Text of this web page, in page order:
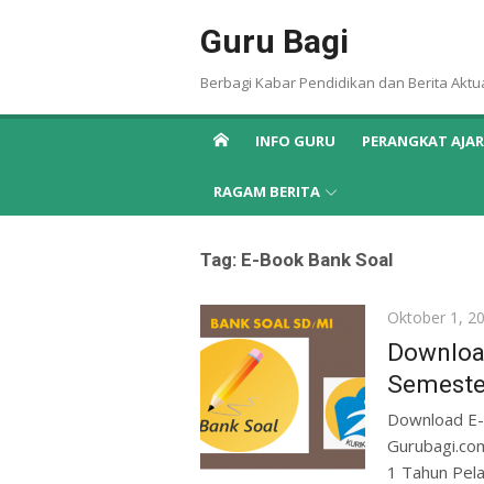
Guru Bagi
Berbagi Kabar Pendidikan dan Berita
INFO GURU PERANGKAT AJAR
RAGAM BERITA
Tag: E-Book Bank Soal
Posted
on
Oktober 1,
Download
1 Tahun